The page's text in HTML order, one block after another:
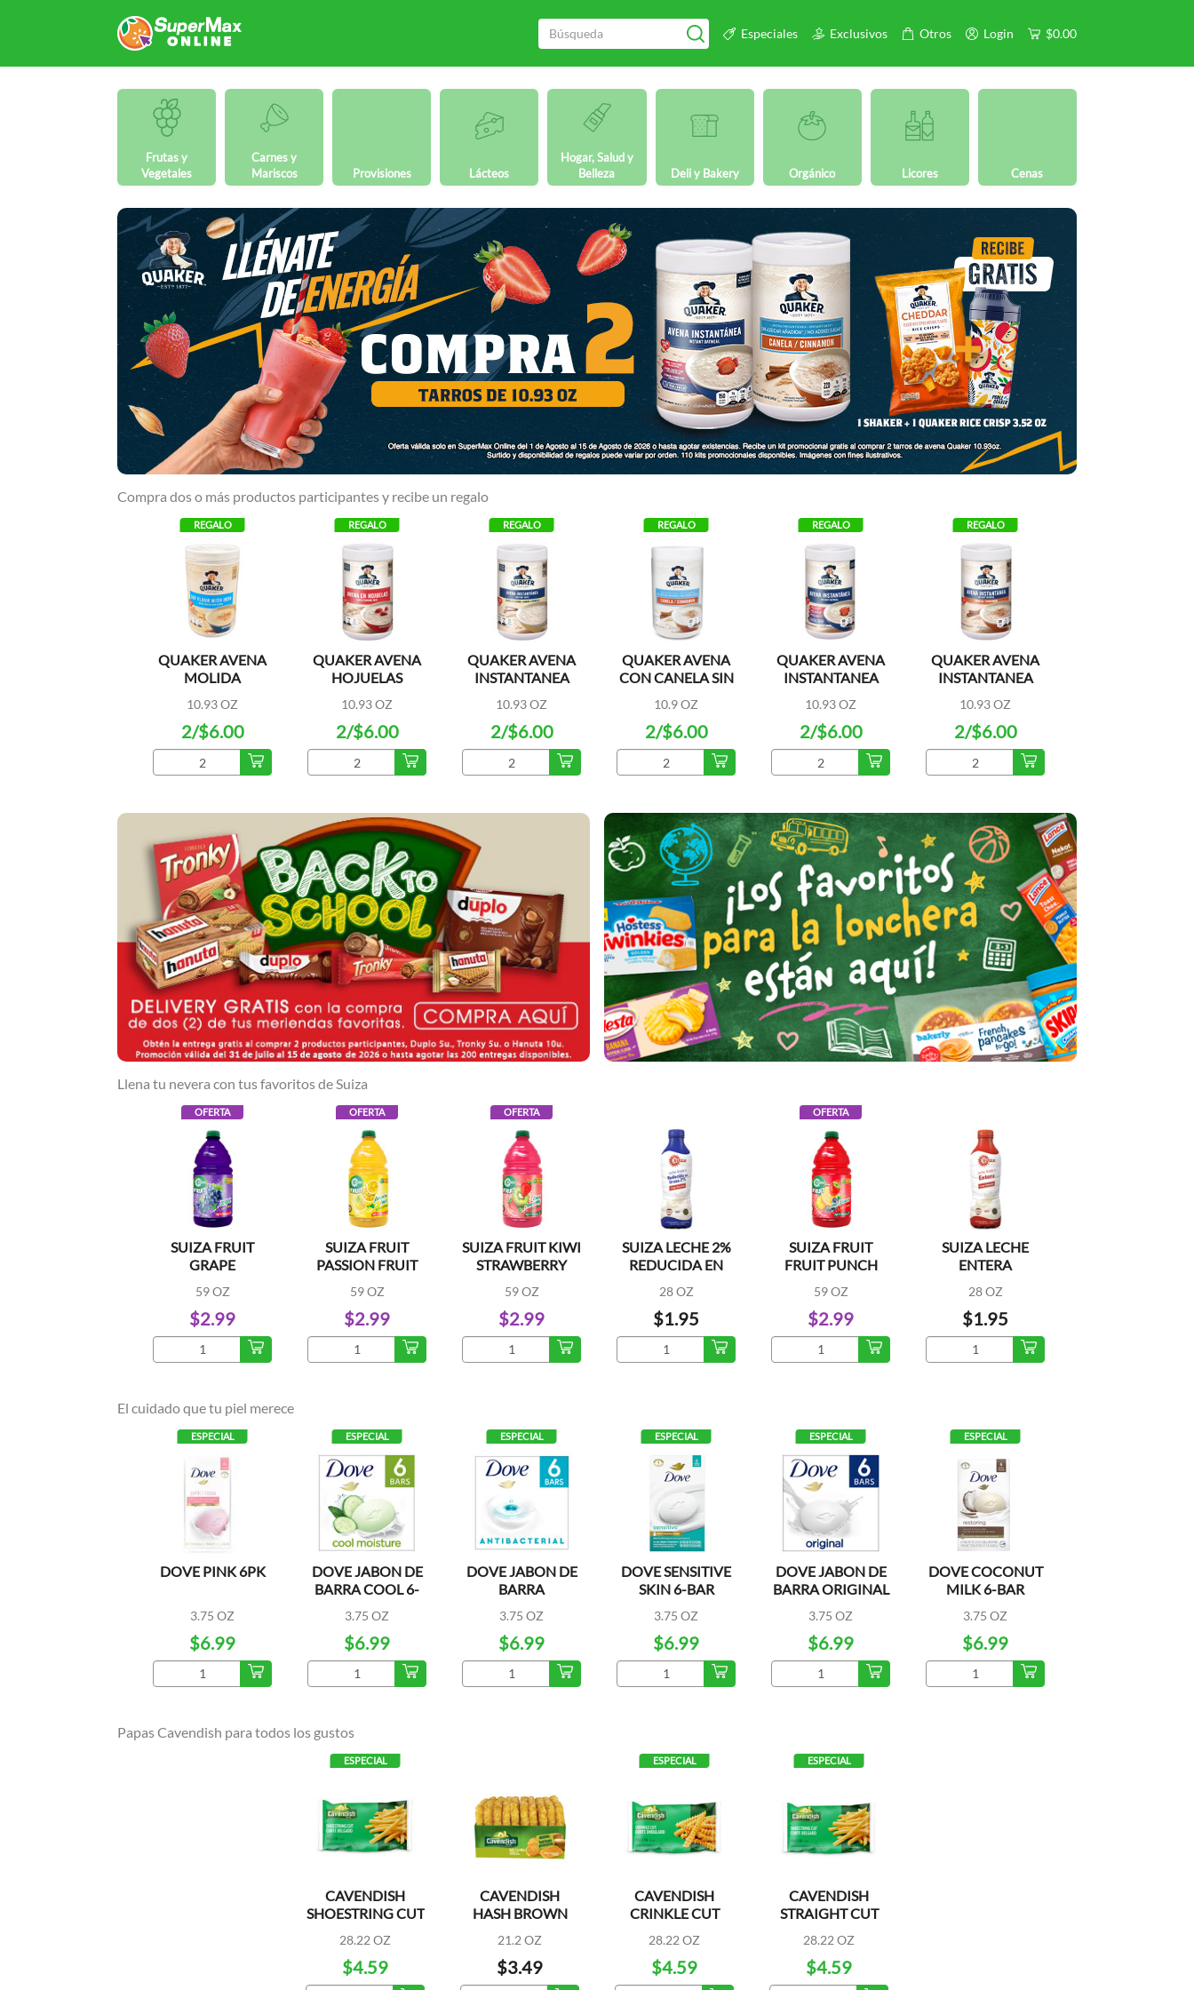
Especiales Exclusivos Otros Login $0.00
Frutas y
Vegetales
Carnes y
Mariscos
Provisiones Lácteos
Hogar, Salud y
Belleza
Deli y Bakery Orgánico Licores Cenas
Compra dos o más productos participantes y recibe un regalo
REGALO
QUAKER AVENA
MOLIDA
10.93 OZ
2/$6.00
REGALO
QUAKER AVENA
HOJUELAS
OATS
10.93 OZ
2/$6.00
REGALO
QUAKER AVENA
INSTANTANEA
10.93 OZ
2/$6.00
REGALO
QUAKER AVENA
CON CANELA SIN
10.9 OZ
2/$6.00
REGALO
QUAKER AVENA
INSTANTANEA
10.93 OZ
2/$6.00
REGALO
QUAKER AVENA
INSTANTANEA
10.93 OZ
2/$6.00
Llena tu nevera con tus favoritos de Suiza
OFERTA
SUIZA FRUIT
GRAPE
59 OZ
$2.99
OFERTA
SUIZA FRUIT
PASSION FRUIT
59 OZ
$2.99
OFERTA
SUIZA FRUIT KIWI
STRAWBERRY
59 OZ
$2.99
SUIZA LECHE 2%
REDUCIDA EN
28 OZ
$1.95
OFERTA
SUIZA FRUIT
FRUIT PUNCH
59 OZ
$2.99
SUIZA LECHE
ENTERA
28 OZ
$1.95
El cuidado que tu piel merece
ESPECIAL
DOVE PINK 6PK
3.75 OZ
$6.99
ESPECIAL
DOVE JABON DE
BARRA COOL 6-
3.75 OZ
$6.99
ESPECIAL
DOVE JABON DE
BARRA
6PK
3.75 OZ
$6.99
ESPECIAL
DOVE SENSITIVE
SKIN 6-BAR
3.75 OZ
$6.99
ESPECIAL
DOVE JABON DE
BARRA ORIGINAL
3.75 OZ
$6.99
ESPECIAL
DOVE COCONUT
MILK 6-BAR
3.75 OZ
$6.99
Papas Cavendish para todos los gustos
ESPECIAL
CAVENDISH
SHOESTRING CUT
28.22 OZ
$4.59
CAVENDISH
HASH BROWN
21.2 OZ
$3.49
ESPECIAL
CAVENDISH
CRINKLE CUT
28.22 OZ
$4.59
ESPECIAL
CAVENDISH
STRAIGHT CUT
28.22 OZ
$4.59